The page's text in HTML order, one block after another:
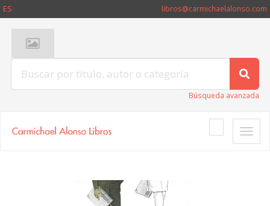
ES libros@carmichaelalonso.com
Búsqueda avanzada
Toggle